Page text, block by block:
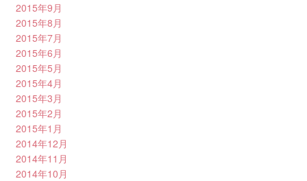
2015年9月
2015年8月
2015年7月
2015年6月
2015年5月
2015年4月
2015年3月
2015年2月
2015年1月
2014年12月
2014年11月
2014年10月